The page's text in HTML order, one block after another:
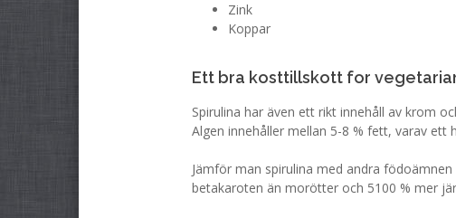
Zink
Koppar
Ett bra kosttillskott for
Spirulina har även ett rikt innehåll av krom
Algen innehåller mellan 5-8 % fett, varav
Jämför man spirulina med andra
betakaroten än morötter och 5100 % mer